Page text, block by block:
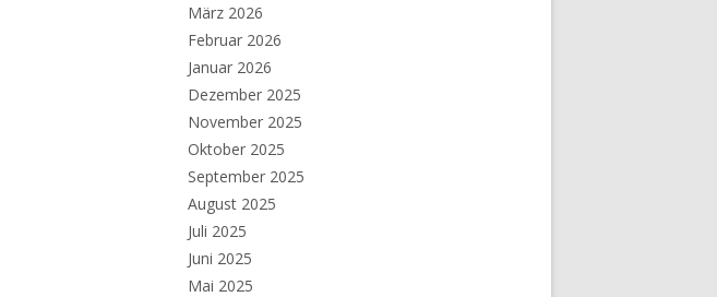
März 2026
Februar 2026
Januar 2026
Dezember 2025
November 2025
Oktober 2025
September 2025
August 2025
Juli 2025
Juni 2025
Mai 2025